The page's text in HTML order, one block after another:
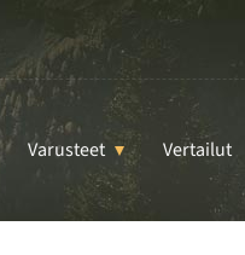
Varusteet Vertailut